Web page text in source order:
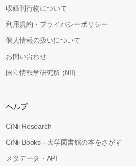
収録刊行物について
利用規約・プライバシーポリシー
個人情報の扱いについて
お問い合わせ
国立情報学研究所 (NII)
ヘルプ
CiNii Research
CiNii Books - 大学図書館の本をさがす
メタデータ・API